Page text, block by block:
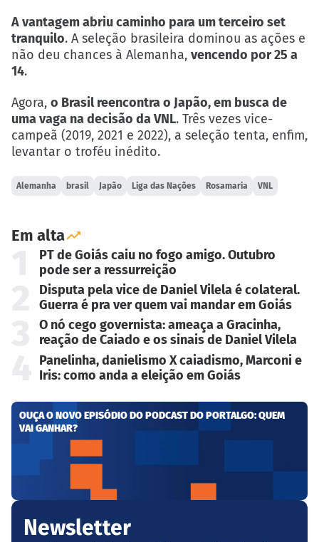
A vantagem abriu caminho para um terceiro set
tranquilo. A seleção brasileira dominou as ações e
não deu chances à Alemanha, vencendo por 25 a
14.
Agora, o Brasil reencontra o Japão, em busca de
uma vaga na decisão da VNL. Três vezes vice-
campeã (2019, 2021 e 2022), a seleção tenta, enfim,
levantar o troféu inédito.
Alemanha brasil Japão Liga das Nações Rosamaria VNL
Em alta
PT de Goiás caiu no fogo amigo. Outubro
pode ser a ressurreição
Disputa pela vice de Daniel Vilela é colateral.
Guerra é pra ver quem vai mandar em Goiás
O nó cego governista: ameaça a Gracinha,
reação de Caiado e os sinais de Daniel Vilela
Panelinha, danielismo X caiadismo, Marconi e
Iris: como anda a eleição em Goiás
OUÇA O NOVO EPISÓDIO DO PODCAST DO PORTALGO: QUEM
VAI GANHAR?
Newsletter